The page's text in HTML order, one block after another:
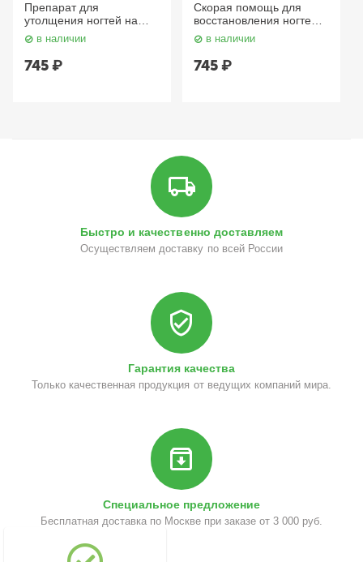
Препарат для
утолщения ногтей на
основе жемчуга, My
Second Nail 12.5 мл. IQ
Beauty
в наличии
745₽
Скорая помощь для
восстановления ногтей,
Quick Help and Rebuild
12.5 мл. IQ Beauty
в наличии
745₽
Быстро и качественно доставляем
Осуществляем доставку по всей России
Гарантия качества
Только качественная продукция от ведущих компаний мира.
Специальное предложение
Бесплатная доставка по Москве при заказе от 3 000 руб.